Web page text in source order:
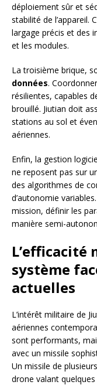
déploiement sûr et
stabilité de l’appareil.
largage précis et des
et les modules.
La troisième brique,
données.
résilientes, capables
brouillé. Jiutian doit
stations au sol et
aériennes.
Enfin, la gestion
ne reposent pas sur
des algorithmes de
d’autonomie
mission, définir les
manière semi-
L’efficacité
système
actuelles
L’intérêt militaire de
aériennes
sont performants,
avec un missile
Un missile de
drone valant